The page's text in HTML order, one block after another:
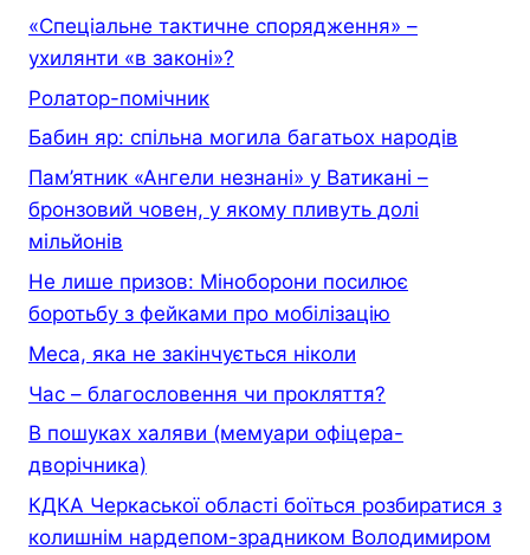
«Спеціальне тактичне спорядження» –
ухилянти «в законі»?
Ролатор-помічник
Бабин яр: спільна могила багатьох народів
Пам’ятник «Ангели незнані» у Ватикані –
бронзовий човен, у якому пливуть долі
мільйонів
Не лише призов: Міноборони посилює
боротьбу з фейками про мобілізацію
Меса, яка не закінчується ніколи
Час – благословення чи прокляття?
В пошуках халяви (мемуари офiцера-
дворiчника)
КДКА Черкаської області боїться розбиратися з
колишнім нардепом-зрадником Володимиром